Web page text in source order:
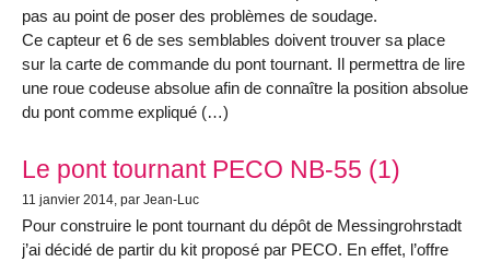
pas au point de poser des problèmes de soudage.
Ce capteur et 6 de ses semblables doivent trouver sa place
sur la carte de commande du pont tournant. Il permettra de lire
une roue codeuse absolue afin de connaître la position absolue
du pont comme expliqué (…)
Le pont tournant PECO NB-55 (1)
11 janvier 2014 , par Jean-Luc
Pour construire le pont tournant du dépôt de Messingrohrstadt
j’ai décidé de partir du kit proposé par PECO. En effet, l’offre